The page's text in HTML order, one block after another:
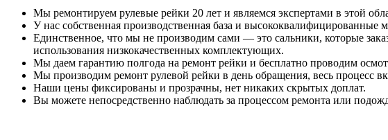
Мы ремонтируем рулевые рейки 20 лет и являемся экспертами в этой
У нас собственная производственная база и высококвалифицированные
Единственное, что мы не производим сами — это сальники, которые
использования низкокачественных комплектующих.
Мы даем гарантию полгода на ремонт рейки и бесплатно проводим
Мы производим ремонт рулевой рейки в день обращения, весь процесс
Наши цены фиксированы и прозрачны, нет никаких скрытых доплат.
Вы можете непосредственно наблюдать за процессом ремонта или